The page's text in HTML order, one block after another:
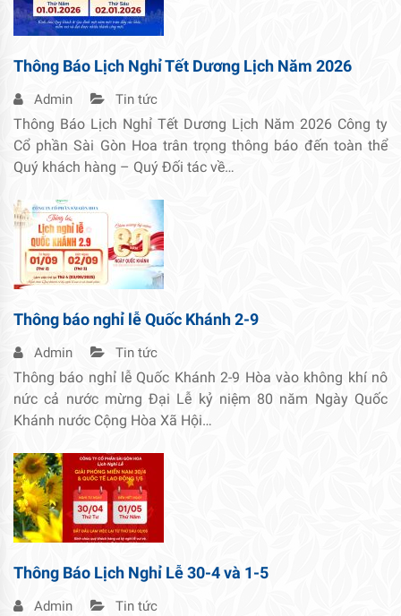
Thông Báo Lịch Nghỉ Tết Dương Lịch Năm 2026
Admin Tin tức
Thông Báo Lịch Nghỉ Tết Dương Lịch Năm 2026 Công ty
Cổ phần Sài Gòn Hoa trân trọng thông báo đến toàn thể
Quý khách hàng – Quý Đối tác về…
Thông báo nghỉ lễ Quốc Khánh 2-9
Admin Tin tức
Thông báo nghỉ lễ Quốc Khánh 2-9 Hòa vào không khí nô
nức cả nước mừng Đại Lễ kỷ niệm 80 năm Ngày Quốc
Khánh nước Cộng Hòa Xã Hội…
Thông Báo Lịch Nghỉ Lễ 30-4 và 1-5
Admin Tin tức